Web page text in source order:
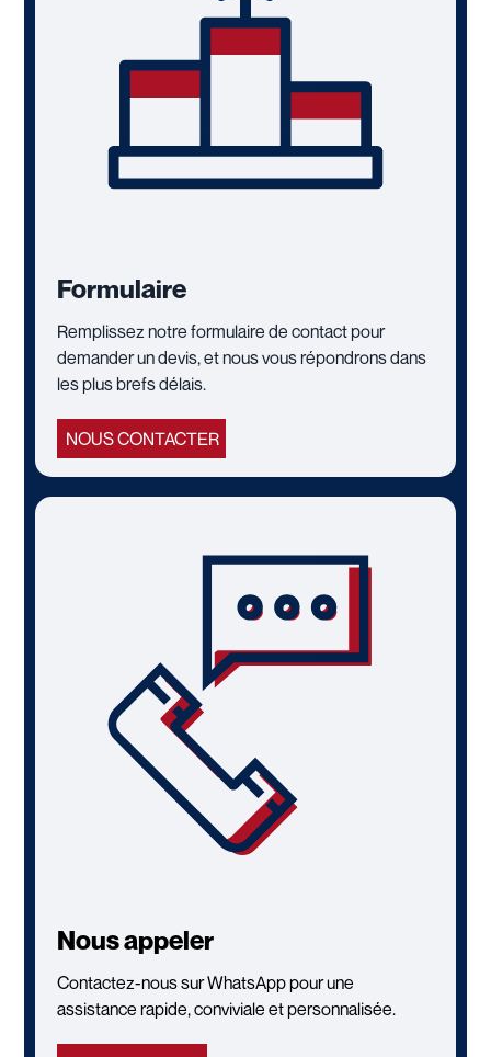
Formulaire
Remplissez notre formulaire de contact pour
demander un devis, et nous vous répondrons dans
les plus brefs délais.
NOUS CONTACTER
Nous appeler
Contactez-nous sur WhatsApp pour une
assistance rapide, conviviale et personnalisée.